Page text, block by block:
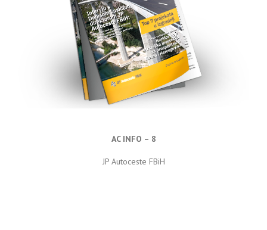
AC INFO – 8
JP Autoceste FBiH